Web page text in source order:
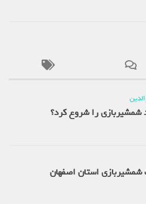
را شروع کرد؟
استان اصفهان